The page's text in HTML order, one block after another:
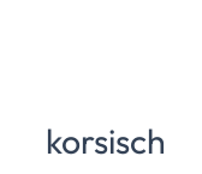
korsisch